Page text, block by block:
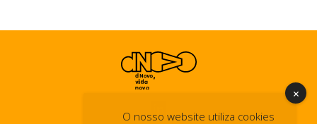
O nosso website utiliza cookies